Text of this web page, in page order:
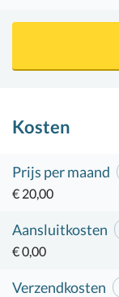
Kosten
Prijs per maand
€ 20,00
Aansluitkosten
€ 0,00
Verzendkosten